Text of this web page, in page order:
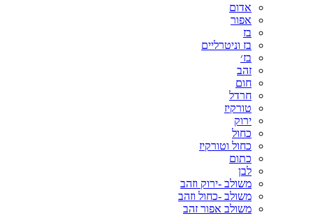
אדום
אפור
בז
בז וניטרליים
בז׳
זהב
חום
חרדל
טורקיז
ירוק
כחול
כחול וטורקיז
כתום
לבן
משולב -ירוק וזהב
משולב -כחול וזהב
משולב אפור זהב